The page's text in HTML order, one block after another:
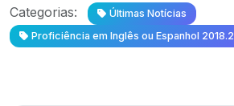
Categorias:
Últimas Notícias
Proficiência em Inglês ou Espanhol 2018.2